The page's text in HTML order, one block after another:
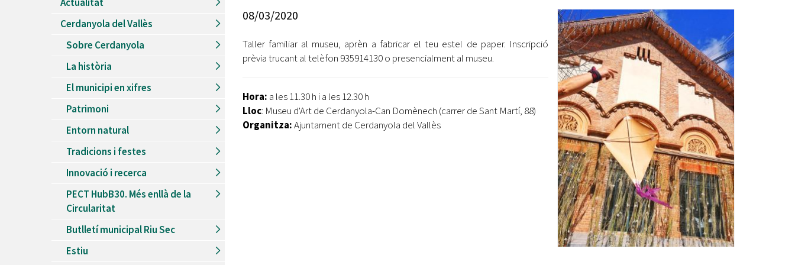
Recursos Humans
Ètica i Integritat
Retiment de Comptes
Accés a Informació Pública
Dades Obertes
Catàleg de Serveis i Tràmits
Del26/06/2026al30/08/2026
Patis oberts temporada d'estiu
Piscines d'estiu a Cerdanyola
Del01/06/2026al30/09/2026
Refugis climàtics a Cerdanyola
Jocs d'aigua del Parc Cordelles
Del01/07/2024al31/08/2026
Decorem! Conte 'La truita de nabius'
jove 2026
Cerdanyola opta a més de 5 milions d'euros del Pla de
Barris per transformar les Fontetes, Quatre Cantons i
l'entorn de l'avinguda Catalunya
El FIT presenta el cartell de la seva 16a edició i dona el
tret de sortida al festival
L’Ajuntament reparteix ulleres gratuïtes per veure
Entitats
Equipaments
Mercats Municipals
Webs Municipals
Cerdanyola del Vallès
Sobre Cerdanyola
La història
El municipi en xifres
Patrimoni
Entorn natural
Tradicions i festes
Innovació i recerca
PECT HubB30. Més enllà de la
Circularitat
Butlletí municipal Riu Sec
Estiu
08/03/2020
Taller familiar al museu, aprèn a fabricar el teu estel de paper. Inscripció
prèvia trucant al telèfon 935914130 o presencialment al museu.
Hora: a les 11.30 h i a les 12.30 h
Lloc: Museu d'Art de Cerdanyola-Can Domènech (carrer de Sant Martí, 88)
Organitza:Ajuntament de Cerdanyola del Vallès